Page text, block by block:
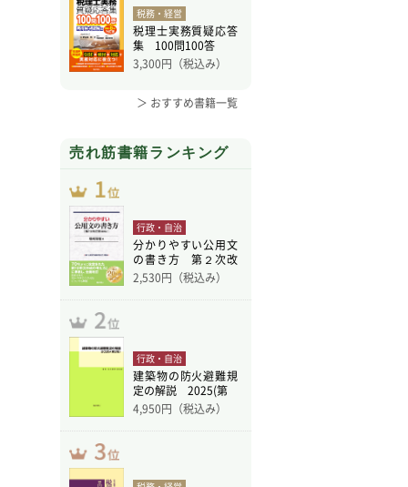
税務・経営
税理士実務質疑応答
集 100問100答
3,300円（税込み）
＞ おすすめ書籍一覧
売れ筋書籍ランキング
行政・自治
分かりやすい公用文
の書き方 第２次改
訂版
2,530円（税込み）
行政・自治
建築物の防火避難規
定の解説 2025(第
4,950円（税込み）